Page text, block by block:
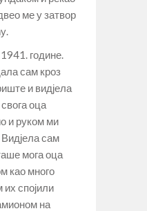
ме у затвор
године.
сам кроз
и видјела
оца
и руком ми
Видјела сам
мога оца
као много
их спојили
на